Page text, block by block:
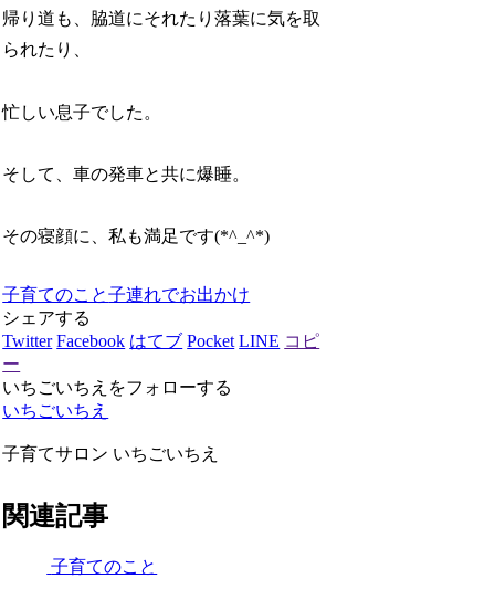
帰り道も、脇道にそれたり落葉に気を取
られたり、
忙しい息子でした。
そして、車の発車と共に爆睡。
その寝顔に、私も満足です(*^_^*)
子育てのこと子連れでお出かけ
シェアする
Twitter Facebook はてブ Pocket LINE コピ
ー
いちごいちえをフォローする
いちごいちえ
子育てサロン いちごいちえ
関連記事
子育てのこと